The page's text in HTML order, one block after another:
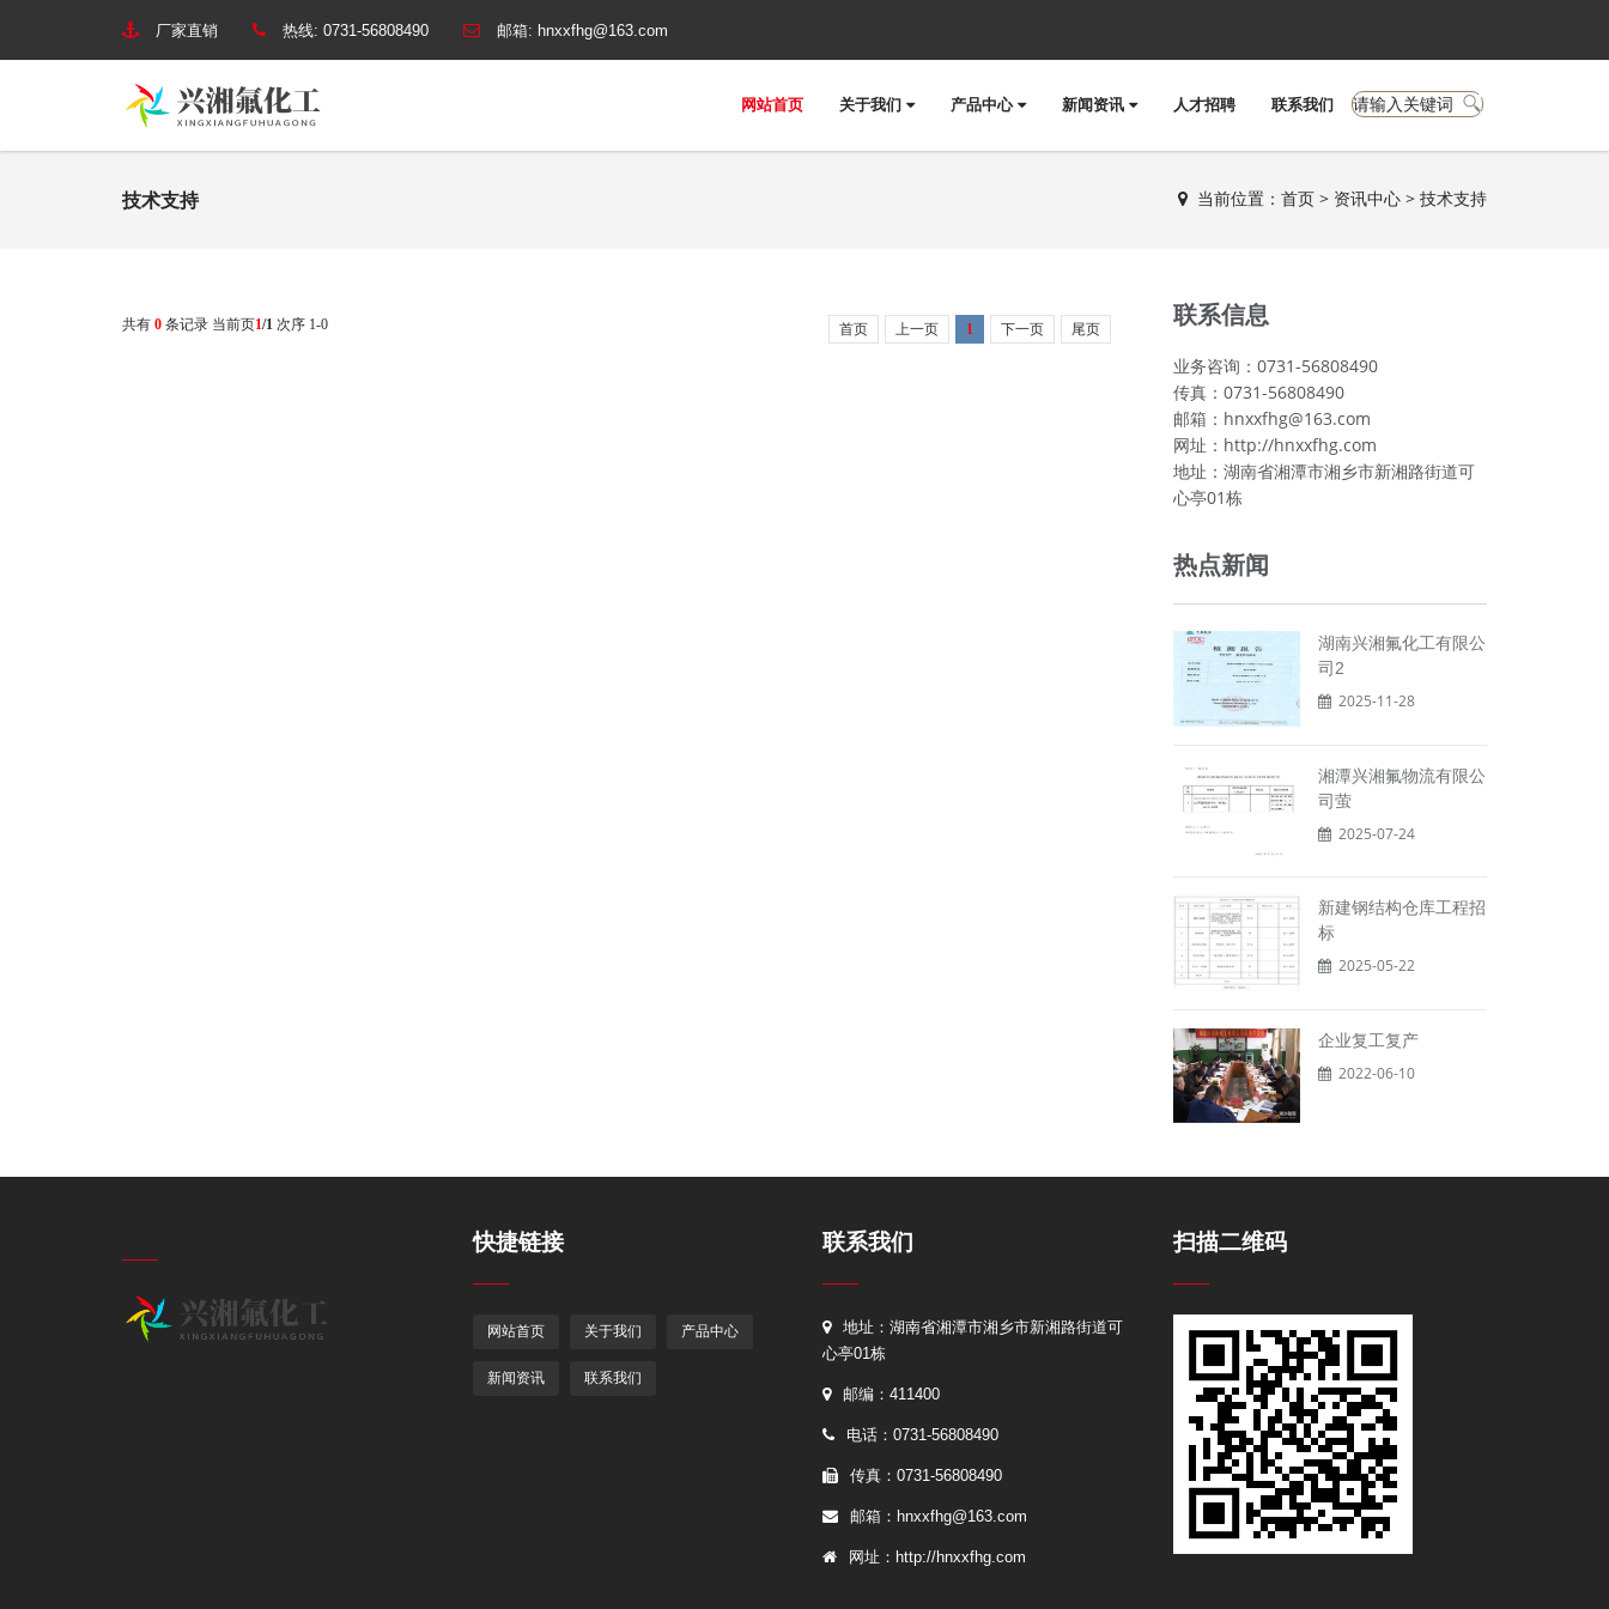
厂家直销 热线: 0731-56808490 邮箱: hnxxfhg@163.com
网站首页 关于我们 产品中心 新闻资讯 人才招聘 联系我们
技术支持 当前位置： 首页 > 资讯中心 > 技术支持
共有 0 条记录 当前页1/1 次序 1-0 首页 上一页 1 下一页 尾页 联系信息
业务咨询：0731-56808490
传真：0731-56808490
邮箱：hnxxfhg@163.com
网址：http://hnxxfhg.com
地址：湖南省湘潭市湘乡市新湘路街道可
心亭01栋
热点新闻
湖南兴湘氟化工有限公
司2
2025-11-28
湘潭兴湘氟物流有限公
司萤
2025-07-24
新建钢结构仓库工程招
标
2025-05-22
企业复工复产
2022-06-10
快捷链接
网站首页 关于我们 产品中心
新闻资讯 联系我们
联系我们
地址：湖南省湘潭市湘乡市新湘路街道可
心亭01栋
邮编：411400
电话：0731-56808490
传真：0731-56808490
邮箱：hnxxfhg@163.com
网址：http://hnxxfhg.com
扫描二维码